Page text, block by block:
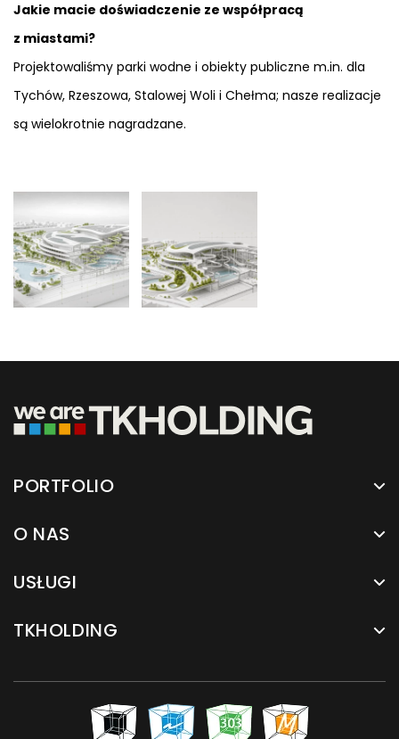
Jakie macie doświadczenie ze współpracą
z miastami?
Projektowaliśmy parki wodne i obiekty publiczne m.in. dla
Tychów, Rzeszowa, Stalowej Woli i Chełma; nasze realizacje
są wielokrotnie nagradzane.
PORTFOLIO
O NAS
USŁUGI
TKHOLDING